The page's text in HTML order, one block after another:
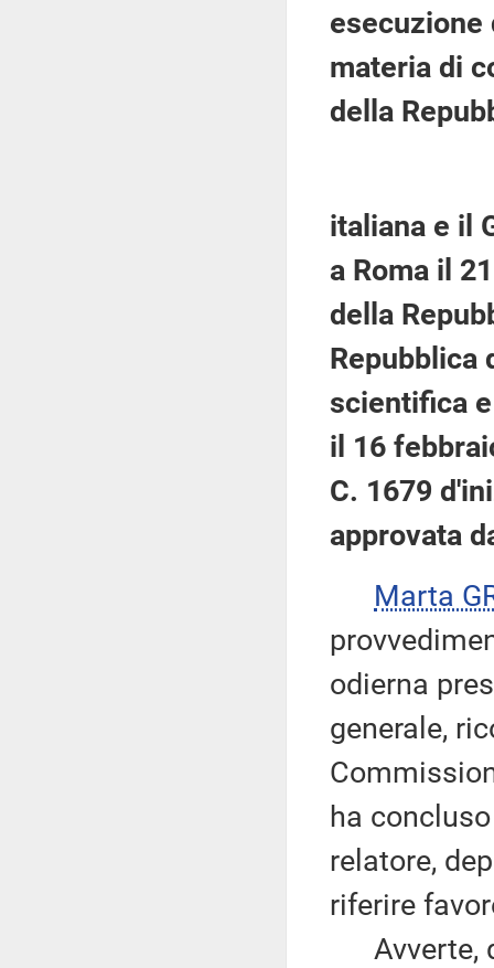
materia di
della
italiana e il
a Roma il
della
Repubblica
scientifica
il 16
C. 1679
approvata
Marta
odierna
generale,
ha
relatore,
riferire
Avverte,